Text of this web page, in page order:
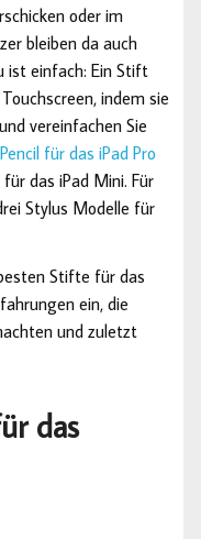
oder im
bleiben da auch
ist einfach: Ein Stift
indem sie
vereinfachen Sie
für das iPad Pro
das iPad Mini. Für
Stylus Modelle für
Stifte für das
ein, die
und zuletzt
das